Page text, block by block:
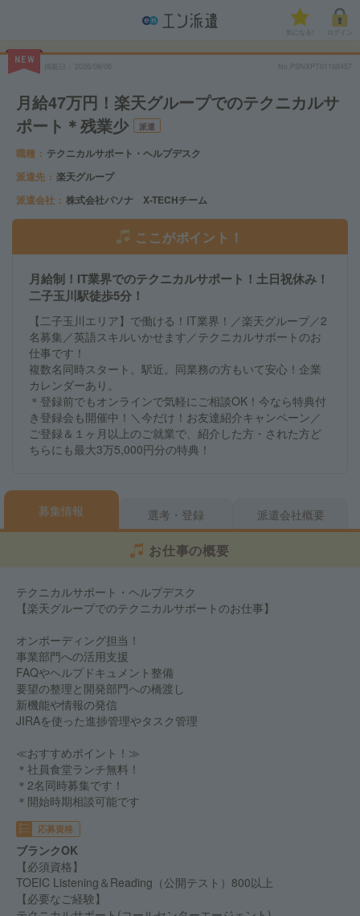
気になる!
NEW
No.PSNXPT01168457
月給47万円！楽天グループでのテクニカルサ
ポート＊残業少
派遣
職種
テクニカルサポート・ヘルプデスク
派遣先
楽天グループ
派遣会社
株式会社パソナ X-TECHチーム
ここがポイント！
月給制！IT業界でのテクニカルサポート！土日祝休み！
二子玉川駅徒歩5分！
【二子玉川エリア】で働ける！IT業界！／楽天グループ／2
名募集／英語スキルいかせます／テクニカルサポートのお
仕事です！
複数名同時スタート。駅近。同業務の方もいて安心！企業
カレンダーあり。
＊登録前でもオンラインで気軽にご相談OK！今なら特典付
き登録会も開催中！＼今だけ！お友達紹介キャンペーン／
ご登録＆１ヶ月以上のご就業で、紹介した方・された方ど
ちらにも最大3万5,000円分の特典！
募集情報 選考・登録 派遣会社概要
お仕事の概要
テクニカルサポート・ヘルプデスク
【楽天グループでのテクニカルサポートのお仕事】
オンボーディング担当！
事業部門への活用支援
FAQやヘルプドキュメント整備
要望の整理と開発部門への橋渡し
新機能や情報の発信
JIRAを使った進捗管理やタスク管理
≪おすすめポイント！≫
＊社員食堂ランチ無料！
＊2名同時募集です！
＊開始時期相談可能です
応募資格
ブランクOK
【必須資格】
TOEIC Listening＆Reading（公開テスト）800以上
【必要なご経験】